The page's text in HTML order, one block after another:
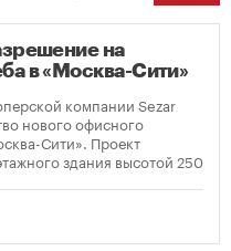
на
в «Москва-Сити»
компании Sezar
нового офисного
Сити». Проект
здания высотой 250